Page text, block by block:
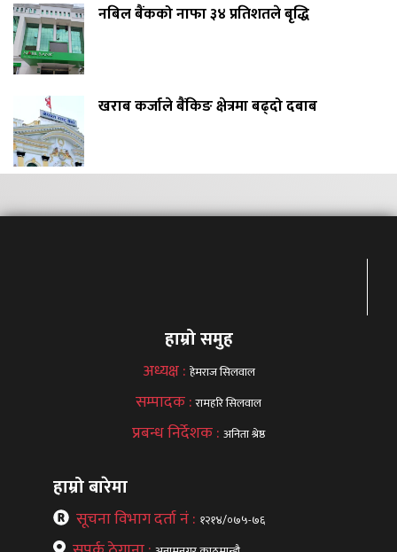
नबिल बैंकको नाफा ३४ प्रतिशतले बृद्धि
खराब कर्जाले बैंकिङ क्षेत्रमा बढ्दो दबाब
हाम्रो समुह
अध्यक्ष : हेमराज सिलवाल
सम्पादक :रामहरि सिलवाल
प्रबन्ध निर्देशक : अनिता श्रेष्ठ
हाम्रो बारेमा
सूचना विभाग दर्ता नं : १२१४/०७५-७६